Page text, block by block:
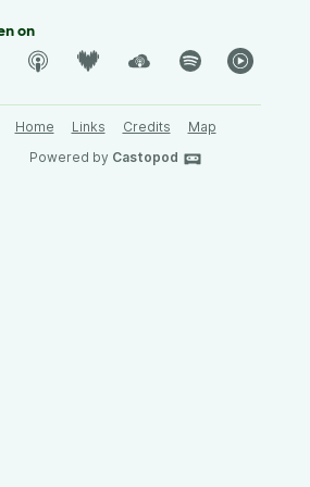
on
Home Links Credits
Map
Powered by Castopod